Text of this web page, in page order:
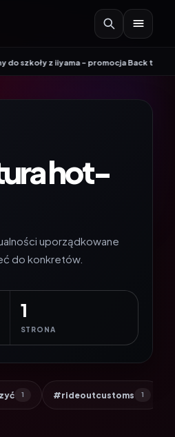
iiyama – promocja Back to School na
hot-
uporządkowane
do konkretów.
1
STRONA
1 #rideoutcustoms 1